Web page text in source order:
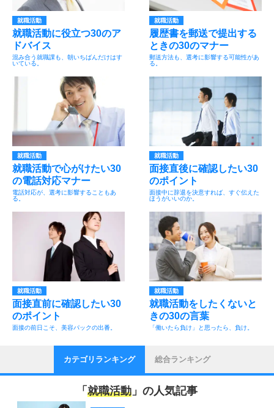
就職活動
就職活動に役立つ30のア
ドバイス
混み合う就職課も、朝いちばんだけはす
いている。
就職活動
履歴書を郵送で提出する
ときの30のマナー
郵送方法も、選考に影響する可能性があ
る。
就職活動
就職活動で心がけたい30
の電話対応マナー
電話対応が、選考に影響することもあ
る。
就職活動
面接直後に確認したい30
のポイント
面接中に辞退を決意すれば、すぐ伝えた
ほうがいいのか。
就職活動
面接直前に確認したい30
のポイント
面接の前日こそ、美容パックの出番。
就職活動
就職活動をしたくないと
きの30の言葉
「働いたら負け」と思ったら、負け。
カテゴリランキング 総合ランキング
「 就職活動 」の人気記事